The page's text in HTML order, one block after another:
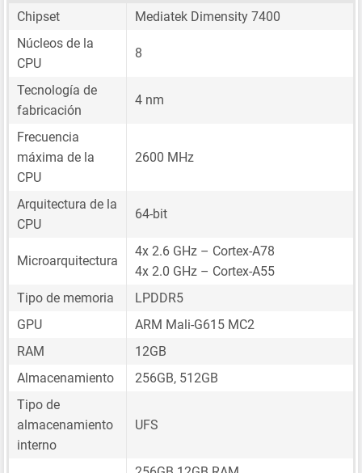
Chipset
Mediatek Dimensity 7400
Núcleos de la
CPU
8
Tecnología de
fabricación
4 nm
Frecuencia
máxima de la
CPU
2600 MHz
Arquitectura de la
CPU
64-bit
Microarquitectura
4x 2.6 GHz – Cortex-A78
4x 2.0 GHz – Cortex-A55
Tipo de memoria
LPDDR5
GPU
ARM Mali-G615 MC2
RAM
12GB
Almacenamiento
256GB, 512GB
Tipo de
almacenamiento
interno
UFS